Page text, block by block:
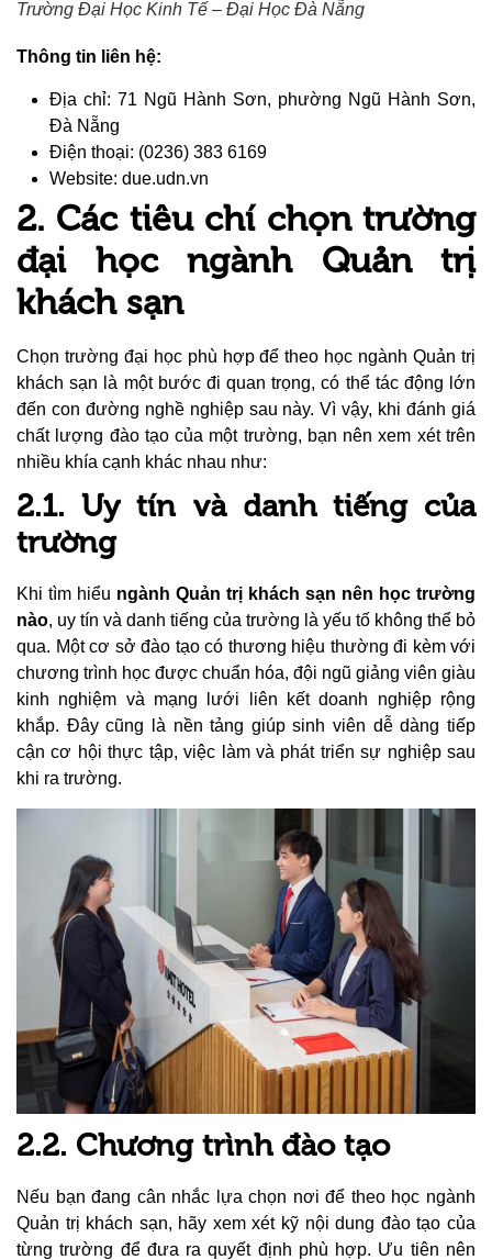
Trường Đại Học Kinh Tế – Đại Học Đà Nẵng
Thông tin liên hệ:
Địa chỉ: 71 Ngũ Hành Sơn, phường Ngũ Hành Sơn,
Đà Nẵng
Điện thoại: (0236) 383 6169
Website: due.udn.vn
2. Các tiêu chí chọn trường
đại học ngành Quản trị
khách sạn
Chọn trường đại học phù hợp để theo học ngành Quản trị
khách sạn là một bước đi quan trọng, có thể tác động lớn
đến con đường nghề nghiệp sau này. Vì vậy, khi đánh giá
chất lượng đào tạo của một trường, bạn nên xem xét trên
nhiều khía cạnh khác nhau như:
2.1. Uy tín và danh tiếng của
trường
Khi tìm hiểu ngành Quản trị khách sạn nên học trường
nào, uy tín và danh tiếng của trường là yếu tố không thể bỏ
qua. Một cơ sở đào tạo có thương hiệu thường đi kèm với
chương trình học được chuẩn hóa, đội ngũ giảng viên giàu
kinh nghiệm và mạng lưới liên kết doanh nghiệp rộng
khắp. Đây cũng là nền tảng giúp sinh viên dễ dàng tiếp
cận cơ hội thực tập, việc làm và phát triển sự nghiệp sau
khi ra trường.
2.2. Chương trình đào tạo
Nếu bạn đang cân nhắc lựa chọn nơi để theo học ngành
Quản trị khách sạn, hãy xem xét kỹ nội dung đào tạo của
từng trường để đưa ra quyết định phù hợp. Ưu tiên nên